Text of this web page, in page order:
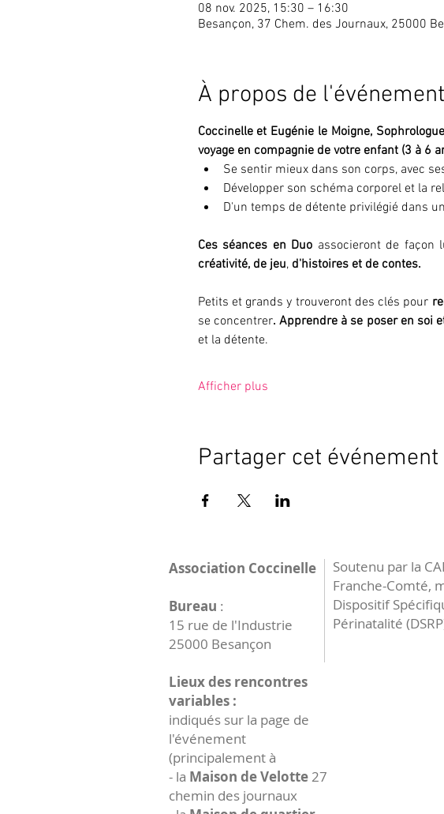
08 nov. 2025, 15:30 – 16:30
Besançon, 37 Chem. des Journaux, 25000
À propos de l'événement
Coccinelle et Eugénie le Moigne,
voyage en compagnie de votre enfant (3 à 6
Se sentir mieux dans son corps, avec
Développer son schéma corporel et la
D'un temps de détente privilégié dans
Ces séances en Duo associeront de façon
créativité, de jeu, d'histoires et de contes.
Petits et grands y trouveront des clés pour
se concentrer. Apprendre à se poser en soi
et la détente.
Afficher plus
Partager cet événement
Association Coccinelle
Bureau :
15 rue de l'Industrie
25000 Besançon
Lieux des rencontres
variables :
indiqués sur la page de
l'événement
(principalement à
- la Maison de Velotte27
chemin des journaux
Soutenu par la
Franche-Comté,
Dispositif
Périnatalité